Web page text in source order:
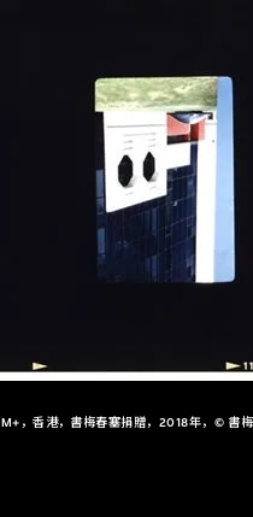
M+，香港，書梅春塞捐贈，2018年，© 書